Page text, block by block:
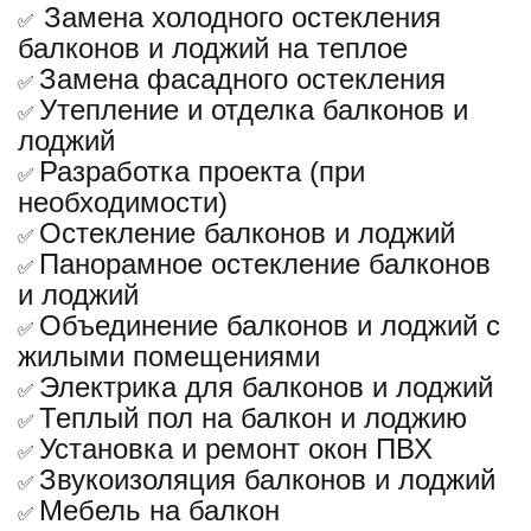
✅ Замена холодного остекления
балконов и лоджий на теплое
✅ Замена фасадного остекления
✅ Утепление и отделка балконов и
лоджий
✅ Разработка проекта (при
необходимости)
✅ Остекление балконов и лоджий
✅ Панорамное остекление балконов
и лоджий
✅ Объединение балконов и лоджий с
жилыми помещениями
✅ Электрика для балконов и лоджий
✅ Теплый пол на балкон и лоджию
✅ Установка и ремонт окон ПВХ
✅ Звукоизоляция балконов и лоджий
✅ Мебель на балкон